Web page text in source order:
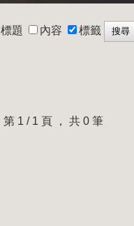
標題 內容
標籤
第 1 / 1 頁 ， 共 0 筆